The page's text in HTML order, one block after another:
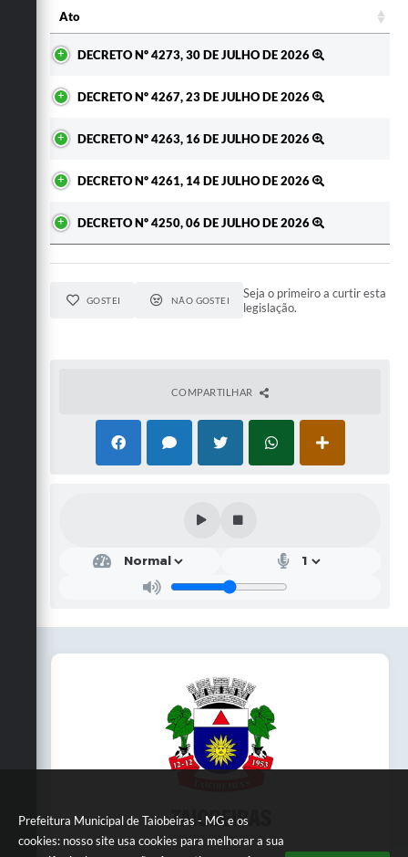
Prefeitura Municipal de Taiobeiras - MG e os
cookies: nosso site usa cookies para melhorar a sua
Ato
DECRETO Nº 4273, 30 DE JULHO DE 2026
DECRETO Nº 4267, 23 DE JULHO DE 2026
DECRETO Nº 4263, 16 DE JULHO DE 2026
DECRETO Nº 4261, 14 DE JULHO DE 2026
DECRETO Nº 4250, 06 DE JULHO DE 2026
GOSTEI NÃO GOSTEI
Seja o primeiro a curtir esta
legislação.
COMPARTILHAR